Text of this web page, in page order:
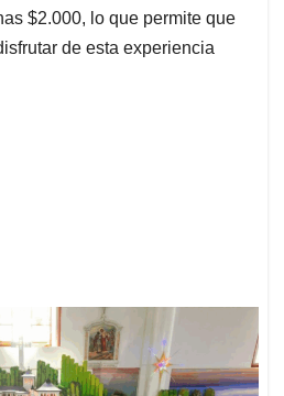
$2.000, lo que permite que
de esta experiencia